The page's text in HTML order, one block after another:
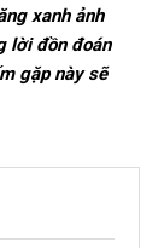
xanh ảnh
lời đồn đoán
gặp này sẽ